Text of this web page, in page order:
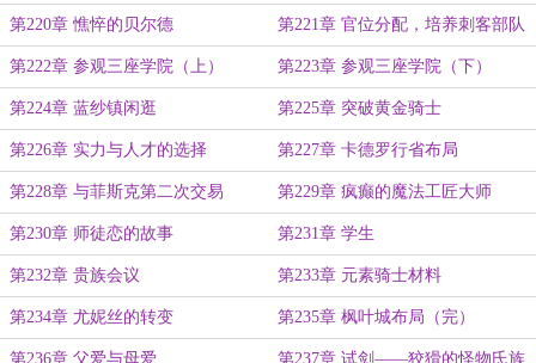
省城购置产业 的交易
第220章 憔悴的贝尔德 第221章 官位分配，培养刺客部队
计划
第222章 参观三座学院（上） 第223章 参观三座学院（下）
第224章 蓝纱镇闲逛 第225章 突破黄金骑士
第226章 实力与人才的选择 第227章 卡德罗行省布局
第228章 与菲斯克第二次交易 第229章 疯癫的魔法工匠大师
第230章 师徒恋的故事 第231章 学生
第232章 贵族会议 第233章 元素骑士材料
第234章 尤妮丝的转变 第235章 枫叶城布局（完）
第236章 父爱与母爱 第237章 试剑——狡猾的怪物氏族